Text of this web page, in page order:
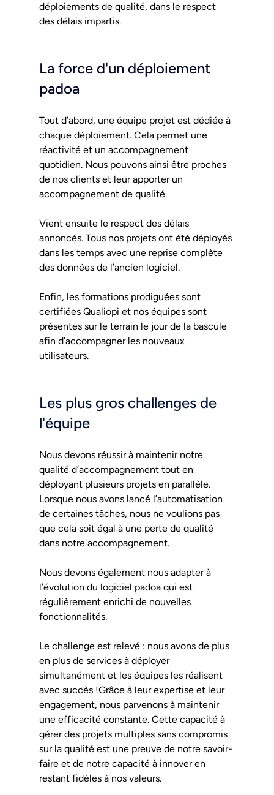
déploiements de qualité, dans le respect
des délais impartis.
La force d'un déploiement
padoa
Tout d’abord, une équipe projet est dédiée à
chaque déploiement. Cela permet une
réactivité et un accompagnement
quotidien. Nous pouvons ainsi être proches
de nos clients et leur apporter un
accompagnement de qualité.
Vient ensuite le respect des délais
annoncés. Tous nos projets ont été déployés
dans les temps avec une reprise complète
des données de l’ancien logiciel.
Enfin, les formations prodiguées sont
certifiées Qualiopi et nos équipes sont
présentes sur le terrain le jour de la bascule
afin d’accompagner les nouveaux
utilisateurs.
Les plus gros challenges de
l'équipe
Nous devons réussir à maintenir notre
qualité d’accompagnement tout en
déployant plusieurs projets en parallèle.
Lorsque nous avons lancé l’automatisation
de certaines tâches, nous ne voulions pas
que cela soit égal à une perte de qualité
dans notre accompagnement.
Nous devons également nous adapter à
l’évolution du logiciel padoa qui est
régulièrement enrichi de nouvelles
fonctionnalités.
Le challenge est relevé : nous avons de plus
en plus de services à déployer
simultanément et les équipes les réalisent
avec succès !Grâce à leur expertise et leur
engagement, nous parvenons à maintenir
une efficacité constante. Cette capacité à
gérer des projets multiples sans compromis
sur la qualité est une preuve de notre savoir-
faire et de notre capacité à innover en
restant fidèles à nos valeurs.